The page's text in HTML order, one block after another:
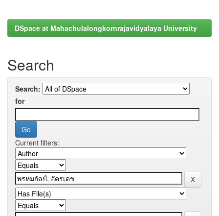
DSpace at Mahachulalongkornrajavidyalaya University
Search
Search:
for
Current filters: